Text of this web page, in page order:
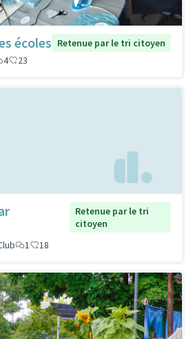
écoles Retenue par le tri citoyen
4 23
Retenue par le tri
citoyen
1 18